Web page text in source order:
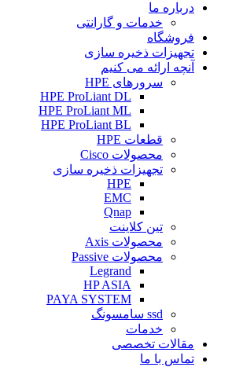
درباره ما
خدمات و گارانتی
فروشگاه
تجهیزات ذخیره سازی
آنچه ارائه می کنیم
سرورهای HPE
HPE ProLiant DL
HPE ProLiant ML
HPE ProLiant BL
قطعات HPE
محصولات Cisco
تجهیزات ذخیره سازی
HPE
EMC
Qnap
تین کلاینت
محصولات Axis
محصولات Passive
Legrand
HP ASIA
PAYA SYSTEM
ssd سامسونگ
خدمات
مقالات تخصصی
تماس با ما